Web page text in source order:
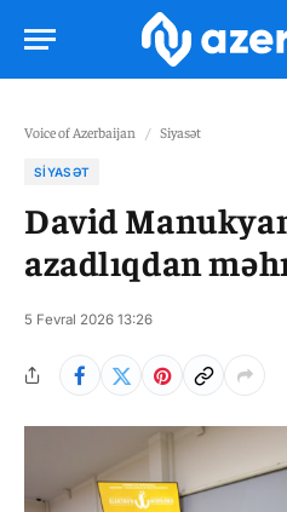
Voice of Azerbaijan / Siyasət
SIYASƏT
David
azadlıqdan
5 Fevral 2026 13:26